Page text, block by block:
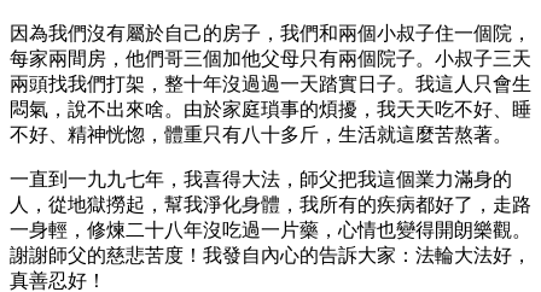
因為我們沒有屬於自己的房子，我們和兩個小叔子住一個院，
每家兩間房，他們哥三個加他父母只有兩個院子。小叔子三天
兩頭找我們打架，整十年沒過過一天踏實日子。我這人只會生
悶氣，說不出來啥。由於家庭瑣事的煩擾，我天天吃不好、睡
不好、精神恍惚，體重只有八十多斤，生活就這麼苦熬著。
一直到一九九七年，我喜得大法，師父把我這個業力滿身的
人，從地獄撈起，幫我淨化身體，我所有的疾病都好了，走路
一身輕，修煉二十八年沒吃過一片藥，心情也變得開朗樂觀。
謝謝師父的慈悲苦度！我發自內心的告訴大家：法輪大法好，
真善忍好！